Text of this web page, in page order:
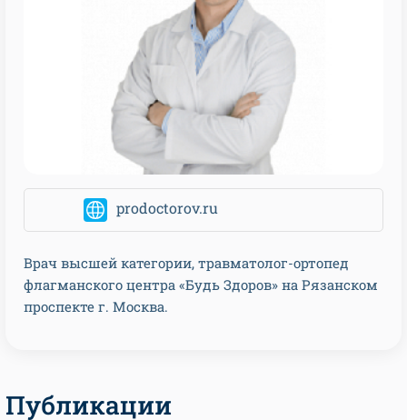
prodoctorov.ru
Врач высшей категории, травматолог-ортопед
флагманского центра «Будь Здоров» на Рязанском
проспекте г. Москва.
Публикации